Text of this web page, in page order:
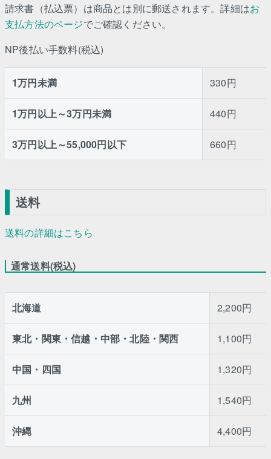
請求書（払込票）は商品とは別に郵送されます。詳細はお
支払方法のページでご確認ください。
NP後払い手数料(税込)
1万円未満 330円
1万円以上～3万円未満 440円
3万円以上～55,000円以下 660円
送料
送料の詳細はこちら
通常送料(税込)
北海道 2,200円
東北・関東・信越・中部・北陸・関西 1,100円
中国・四国 1,320円
九州 1,540円
沖縄 4,400円